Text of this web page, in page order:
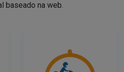
baseado na web.